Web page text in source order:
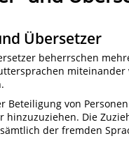
Übersetzer
beherrschen
Beteiligung von
hinzuzuziehen. Die
der fremden